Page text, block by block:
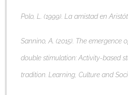
Polo, L. (1999). La amistad en
Sannino, A. (2015). The
double stimulation: Activity-based
tradition. Learning, Culture and